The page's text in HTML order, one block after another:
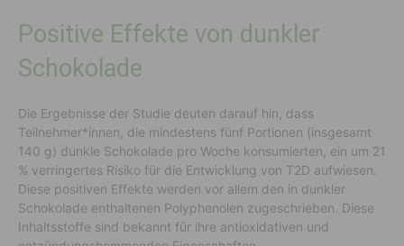
Positive Effekte von dunkler
Schokolade
Die Ergebnisse der Studie deuten darauf hin, dass
Teilnehmer*innen, die mindestens fünf Portionen (insgesamt
140 g) dunkle Schokolade pro Woche konsumierten, ein um 21
% verringertes Risiko für die Entwicklung von T2D aufwiesen.
Diese positiven Effekte werden vor allem den in dunkler
Schokolade enthaltenen Polyphenolen zugeschrieben. Diese
Inhaltsstoffe sind bekannt für ihre antioxidativen und